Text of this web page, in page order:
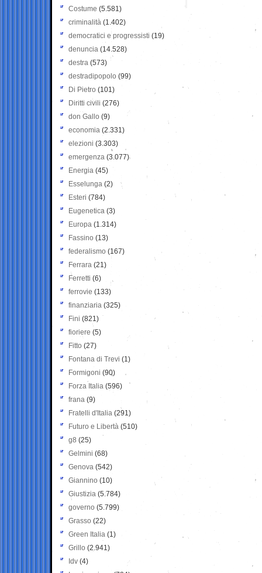
Costume (5.581)
criminalità (1.402)
democratici e progressisti (19)
denuncia (14.528)
destra (573)
destradipopolo (99)
Di Pietro (101)
Diritti civili (276)
don Gallo (9)
economia (2.331)
elezioni (3.303)
emergenza (3.077)
Energia (45)
Esselunga (2)
Esteri (784)
Eugenetica (3)
Europa (1.314)
Fassino (13)
federalismo (167)
Ferrara (21)
Ferretti (6)
ferrovie (133)
finanziaria (325)
Fini (821)
fioriere (5)
Fitto (27)
Fontana di Trevi (1)
Formigoni (90)
Forza Italia (596)
frana (9)
Fratelli d'Italia (291)
Futuro e Libertà (510)
g8 (25)
Gelmini (68)
Genova (542)
Giannino (10)
Giustizia (5.784)
governo (5.799)
Grasso (22)
Green Italia (1)
Grillo (2.941)
Idv (4)